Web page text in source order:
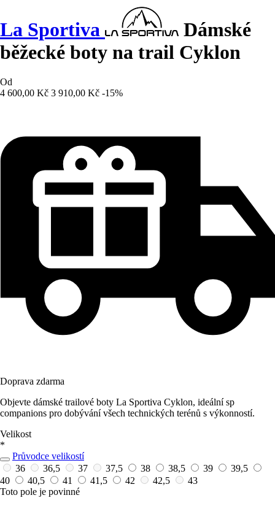
La Sportiva
Dámské
běžecké boty na trail Cyklon
Od
4 600,00 Kč 3 910,00 Kč -15%
Doprava zdarma
Objevte dámské trailové boty La Sportiva Cyklon, ideální sp
companions pro dobývání všech technických terénů s výkonností.
Velikost
*
Průvodce velikostí
36
36,5 37 37,5 38 38,5 39
39,5
40
40,5 41 41,5 42 42,5
43
Toto pole je povinné